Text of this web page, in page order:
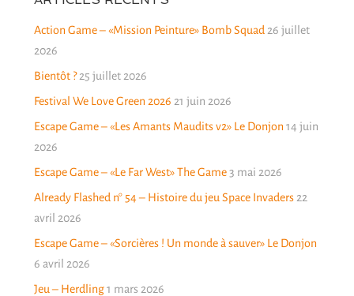
Action Game – «Mission Peinture» Bomb Squad 26 juillet
2026
Bientôt ? 25 juillet 2026
Festival We Love Green 2026 21 juin 2026
Escape Game – «Les Amants Maudits v2» Le Donjon 14 juin
2026
Escape Game – «Le Far West» The Game 3 mai 2026
Already Flashed n° 54 – Histoire du jeu Space Invaders 22
avril 2026
Escape Game – «Sorcières ! Un monde à sauver» Le Donjon
6 avril 2026
Jeu – Herdling 1 mars 2026